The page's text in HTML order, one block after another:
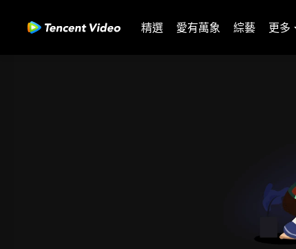
精選 愛有萬象 綜藝 更多